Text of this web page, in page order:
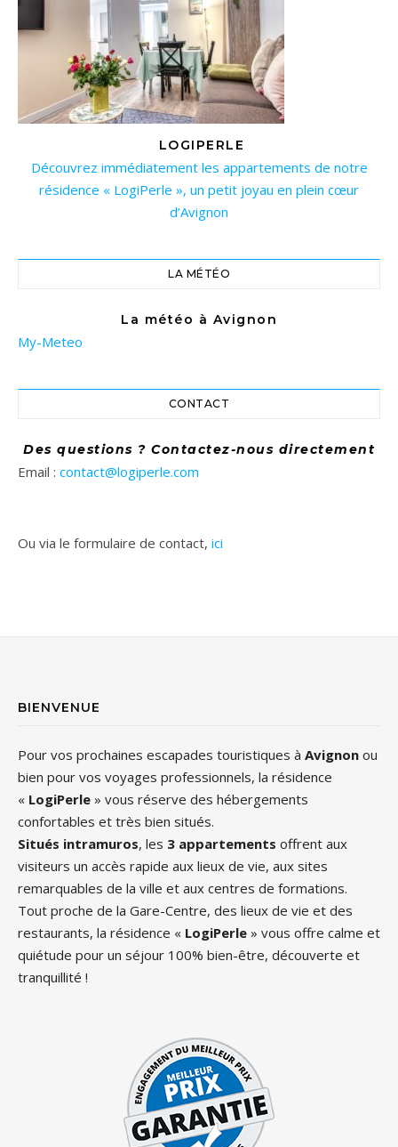
LOGIPERLE
Découvrez immédiatement les appartements de notre
résidence « LogiPerle », un petit joyau en plein cœur
d’Avignon
LA MÉTÉO
La météo à Avignon
My-Meteo
CONTACT
Des questions ? Contactez-nous directement
Email : contact@logiperle.com
Ou via le formulaire de contact, ici
BIENVENUE
Pour vos prochaines escapades touristiques à Avignon ou
bien pour vos voyages professionnels, la résidence
« LogiPerle » vous réserve des hébergements
confortables et très bien situés.
Situés intramuros, les 3 appartements offrent aux
visiteurs un accès rapide aux lieux de vie, aux sites
remarquables de la ville et aux centres de formations.
Tout proche de la Gare-Centre, des lieux de vie et des
restaurants, la résidence « LogiPerle » vous offre calme et
quiétude pour un séjour 100% bien-être, découverte et
tranquillité !